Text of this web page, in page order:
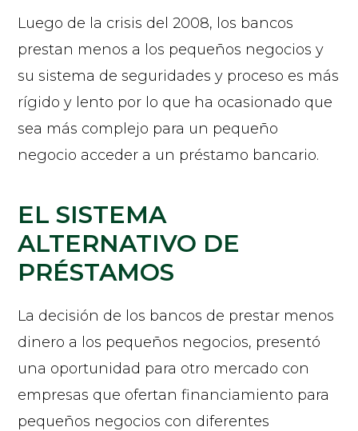
Luego de la crisis del 2008, los bancos
prestan menos a los pequeños negocios y
su sistema de seguridades y proceso es más
rígido y lento por lo que ha ocasionado que
sea más complejo para un pequeño
negocio acceder a un préstamo bancario.
EL SISTEMA
ALTERNATIVO DE
PRÉSTAMOS
La decisión de los bancos de prestar menos
dinero a los pequeños negocios, presentó
una oportunidad para otro mercado con
empresas que ofertan financiamiento para
pequeños negocios con diferentes